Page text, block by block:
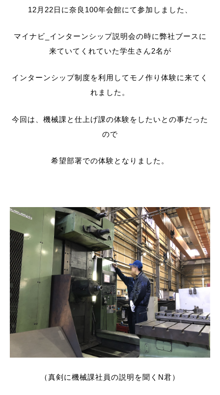
12月22日に奈良100年会館にて参加しました、
マイナビ_インターンシップ説明会の時に弊社ブースに
来ていてくれていた学生さん2名が
インターンシップ制度を利用してモノ作り体験に来てく
れました。
今回は、機械課と仕上げ課の体験をしたいとの事だった
ので
希望部署での体験となりました。
（真剣に機械課社員の説明を聞くN君）